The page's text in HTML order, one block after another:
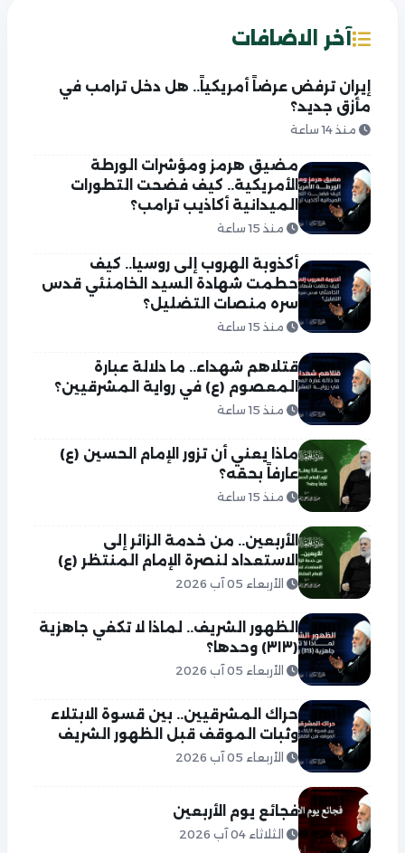
آخر الاضافات
إيران ترفض عرضاً أمريكياً.. هل دخل ترامب في
مأزق جديد؟
منذ 14 ساعة
مضيق هرمز ومؤشرات الورطة
الأمريكية.. كيف فضحت التطورات
الميدانية أكاذيب ترامب؟
منذ 15 ساعة
أكذوبة الهروب إلى روسيا.. كيف
حطمت شهادة السيد الخامنئي قدس
سره منصات التضليل؟
منذ 15 ساعة
قتلاهم شهداء.. ما دلالة عبارة
المعصوم (ع) في رواية المشرقيين؟
منذ 15 ساعة
ماذا يعني أن تزور الإمام الحسين (ع)
عارفاً بحقه؟
منذ 15 ساعة
الأربعين.. من خدمة الزائر إلى
الاستعداد لنصرة الإمام المنتظر (ع)
الأربعاء 05 آب 2026
الظهور الشريف.. لماذا لا تكفي جاهزية
(٣١٣) وحدها؟
الأربعاء 05 آب 2026
حراك المشرقيين.. بين قسوة الابتلاء
وثبات الموقف قبل الظهور الشريف
الأربعاء 05 آب 2026
فجائع يوم الأربعين
الثلاثاء 04 آب 2026